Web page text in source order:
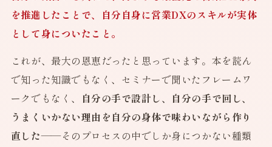
を推進したことで、自分自身に営業DXのスキルが実体
として身についたこと。
これが、最大の恩恵だったと思っています。本を読ん
で知った知識でもなく、セミナーで聞いたフレームワ
ークでもなく、
自分の手で設計し、自分の手で回し、
うまくいかない理由を自分の身体で味わいながら作り
直した——そのプロセスの中でしか身につかない種類